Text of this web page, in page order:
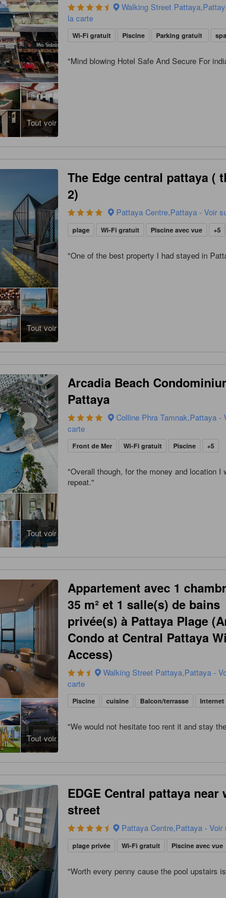
Tout voir
Walking Street
la carte
Wi-Fi gratuit Piscine Parking gratuit
"Mind blowing Hotel Safe And Secure For
Tout voir
The Edge central pattaya (
2)
Pattaya Centre,Pattaya - Voir
plage Wi-Fi gratuit Piscine avec vue +5
"One of the best property I had stayed in
Tout voir
Arcadia Beach
Pattaya
Colline Phra Tamnak,Pattaya -
carte
Front de Mer Wi-Fi gratuit Piscine +5
"Overall though, for the money and location I
repeat."
Tout voir
Appartement avec 1
35 m² et 1 salle(s) de bains
privée(s) à Pattaya Plage
Condo at Central Pattaya
Access)
Walking Street Pattaya,Pattaya -
carte
Piscine cuisine Balcon/terrasse Internet
"We would not hesitate too rent it and stay
EDGE Central pattaya near
street
Pattaya Centre,Pattaya - Voir
plage privée Wi-Fi gratuit Piscine avec vue
"Worth every penny cause the pool upstairs